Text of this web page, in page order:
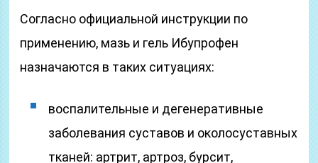
Согласно официальной инструкции по
применению, мазь и гель Ибупрофен
назначаются в таких ситуациях:
воспалительные и дегенеративные
заболевания суставов и околосуставных
тканей: артрит, артроз, бурсит,